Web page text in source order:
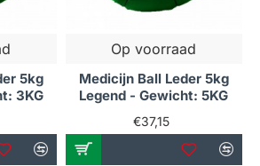
5kg
3KG
Op voorraad
Medicijn Ball Leder 5kg
Legend - Gewicht: 5KG
€37,15